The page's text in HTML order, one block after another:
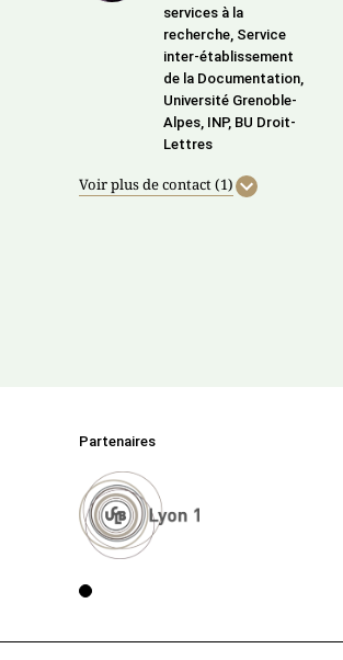
services à la
recherche, Service
inter-établissement
de la Documentation,
Université Grenoble-
Alpes, INP, BU Droit-
Lettres
Voir plus de contact (1)
Partenaires
Voir la page 1